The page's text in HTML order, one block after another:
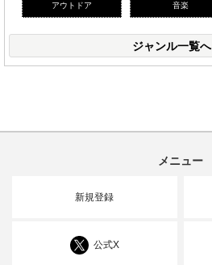
アウトドア 音楽
ジャンル一覧へ
メニュー
新規登録
公式X